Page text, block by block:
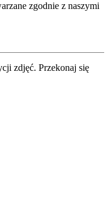
zgodnie z naszymi
zdjęć. Przekonaj się